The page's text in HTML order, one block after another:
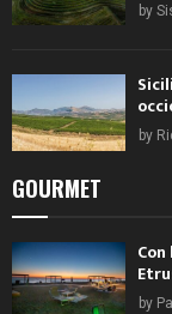
by
by
GOURMET
by